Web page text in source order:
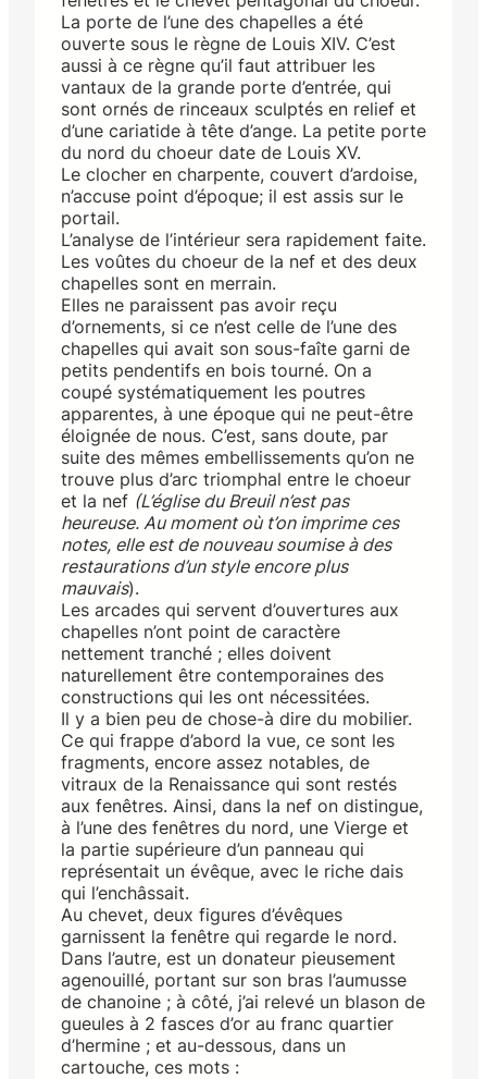
La porte de l’une des chapelles a été
ouverte sous le règne de Louis XIV. C’est
aussi à ce règne qu’il faut attribuer les
vantaux de la grande porte d’entrée, qui
sont ornés de rinceaux sculptés en relief et
d’une cariatide à tête d’ange. La petite porte
du nord du choeur date de Louis XV.
Le clocher en charpente, couvert d’ardoise,
n’accuse point d’époque; il est assis sur le
portail.
L’analyse de l’intérieur sera rapidement faite.
Les voûtes du choeur de la nef et des deux
chapelles sont en merrain.
Elles ne paraissent pas avoir reçu
d’ornements, si ce n’est celle de l’une des
chapelles qui avait son sous-faîte garni de
petits pendentifs en bois tourné. On a
coupé systématiquement les poutres
apparentes, à une époque qui ne peut-être
éloignée de nous. C’est, sans doute, par
suite des mêmes embellissements qu’on ne
trouve plus d’arc triomphal entre le choeur
et la nef (L’église du Breuil n’est pas
heureuse. Au moment où t’on imprime ces
notes, elle est de nouveau soumise à des
restaurations d’un style encore plus
mauvais).
Les arcades qui servent d’ouvertures aux
chapelles n’ont point de caractère
nettement tranché ; elles doivent
naturellement être contemporaines des
constructions qui les ont nécessitées.
Il y a bien peu de chose-à dire du mobilier.
Ce qui frappe d’abord la vue, ce sont les
fragments, encore assez notables, de
vitraux de la Renaissance qui sont restés
aux fenêtres. Ainsi, dans la nef on distingue,
à l’une des fenêtres du nord, une Vierge et
la partie supérieure d’un panneau qui
représentait un évêque, avec le riche dais
qui l’enchâssait.
Au chevet, deux figures d’évêques
garnissent la fenêtre qui regarde le nord.
Dans l’autre, est un donateur pieusement
agenouillé, portant sur son bras l’aumusse
de chanoine ; à côté, j’ai relevé un blason de
gueules à 2 fasces d’or au franc quartier
d’hermine ; et au-dessous, dans un
cartouche, ces mots :